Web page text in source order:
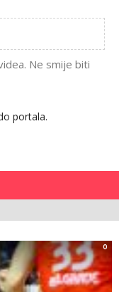
Ne smije biti
portala.
0